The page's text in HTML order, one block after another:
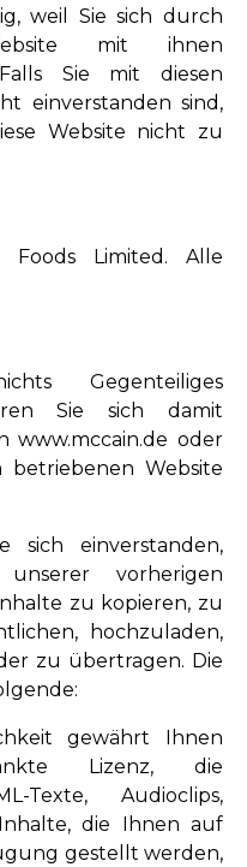
weil Sie sich durch
mit ihnen
Sie mit diesen
einverstanden sind,
Website nicht zu
Foods Limited. Alle
Gegenteiliges
Sie sich damit
www.mccain.de oder
betriebenen Website
sich einverstanden,
vorherigen
zu kopieren, zu
hochzuladen,
zu übertragen. Die
gewährt Ihnen
Lizenz, die
Texte, Audioclips,
die Ihnen auf
gestellt werden,